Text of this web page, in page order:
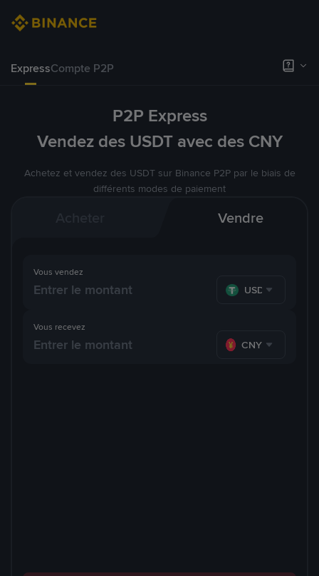
ExpressCompte P2P
P2P Express
Vendez des USDT avec des CNY
Achetez et vendez des USDT sur Binance P2P par le biais de
différents modes de paiement
Vendre
Vous recevez
CNY
Vous vendez
USDT